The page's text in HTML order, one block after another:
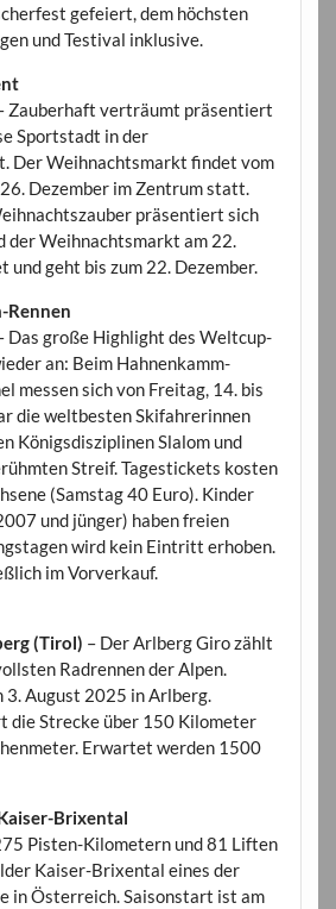
gefeiert, dem höchsten
und Testival inklusive.
Zauberhaft verträumt präsentiert
Sportstadt in der
Der Weihnachtsmarkt findet vom
Dezember im Zentrum statt.
präsentiert sich
der Weihnachtsmarkt am 22.
und geht bis zum 22. Dezember.
Rennen
Das große Highlight des Weltcup-
an: Beim Hahnenkamm-
messen sich von Freitag, 14. bis
die weltbesten Skifahrerinnen
Königsdisziplinen Slalom und
Streif. Tagestickets kosten
(Samstag 40 Euro). Kinder
und jünger) haben freien
wird kein Eintritt erhoben.
im Vorverkauf.
(Tirol) – Der Arlberg Giro zählt
Radrennen der Alpen.
August 2025 in Arlberg.
die Strecke über 150 Kilometer
Erwartet werden 1500
Brixental
Pisten-Kilometern und 81 Liften
Kaiser-Brixental eines der
in Österreich. Saisonstart ist am